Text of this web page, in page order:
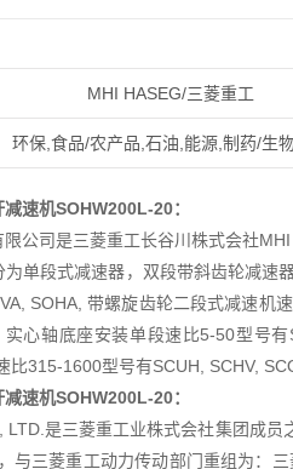
MHI HASEG/三菱重工
环保,食品/农产品,石油,能源,制药/生
减速机SOHW200L-20：
限公司是三菱重工长谷川株式会社
为单段式减速器，双段带斜齿轮减
SOHA, 带螺旋齿轮二段式减速机
实心轴底座安装单段速比5-50型号
比315-1600型号有SCUH, SCHV,
减速机SOHW200L-20：
LTD.是三菱重工业株式会社集团成
与三菱重工动力传动部门重组为：